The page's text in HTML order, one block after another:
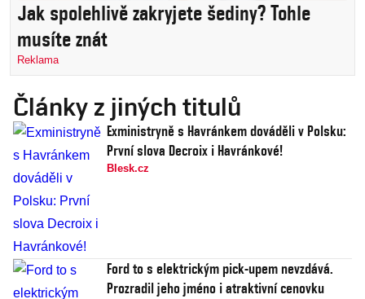
Jak spolehlivě zakryjete šediny? Tohle
musíte znát
Reklama
Články z jiných titulů
Exministryně s Havránkem dováděli v Polsku:
První slova Decroix i Havránkové!
Blesk.cz
Ford to s elektrickým pick-upem nevzdává.
Prozradil jeho jméno i atraktivní cenovku